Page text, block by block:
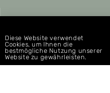
CONNECT
Diese Website verwendet
Cookies, um Ihnen die
bestmögliche Nutzung unserer
Website zu gewährleisten.